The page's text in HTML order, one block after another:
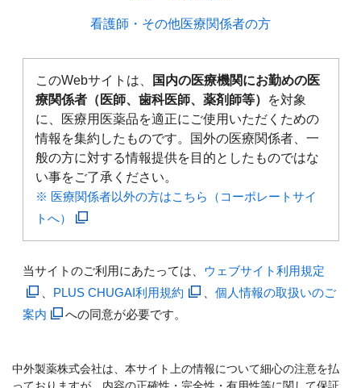
看護師・その他医療関係者の方​
このWebサイトは、
国内の医療機関にお勤めの医
療関係者（医師、歯科医師、薬剤師等）
を対象
に、医療用医薬品を適正にご使用いただくための
情報を集約したものです。国外の医療関係者、一
般の方に対する情報提供を目的としたものではな
い事をご了承ください。
※ 医療関係者以外の方はこちら（コーポレートサイ
トへ）
当サイトのご利用にあたっては、 ウェブサイト利用規定
PLUS CHUGAI利用規約
個人情報の取扱いのご
案内
への同意が必要です。
中外製薬株式会社は、本サイト上の情報について細心の注意を払
っておりますが、内容の正確性・完全性・有用性等に関して保証